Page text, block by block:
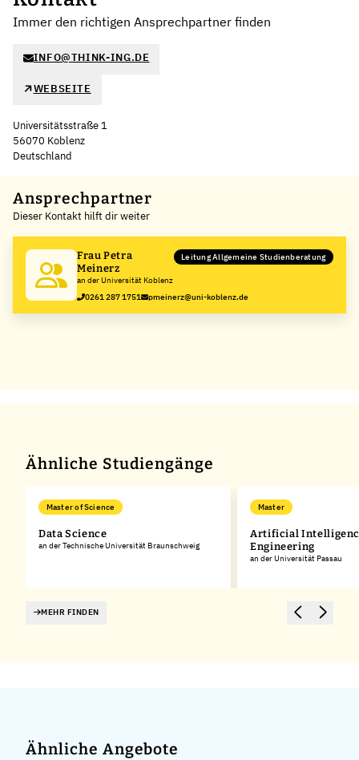
Immer den richtigen Ansprechpartner finden
INFO@THINK-ING.DE
WEBSEITE
Universitätsstraße 1
56070 Koblenz
Deutschland
+
−
Ansprechpartner
Dieser Kontakt hilft dir weiter
Frau Petra
Meinerz
an der Universität Koblenz
Leitung Allgemeine Studienberatung
0261 287 1751 pmeinerz@uni-koblenz.de
Ähnliche Studiengänge
Master of Science
Data Science
an der Technische Universität Braunschweig
Master
Artificial
Engineering
an der Universität Passau
MEHR FINDEN
Ähnliche Angebote